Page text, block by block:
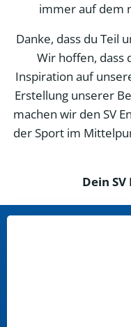
immer auf dem
Danke, dass du Teil
Wir hoffen, dass
Inspiration auf
Erstellung unserer
machen wir den SV
der Sport im
Dein